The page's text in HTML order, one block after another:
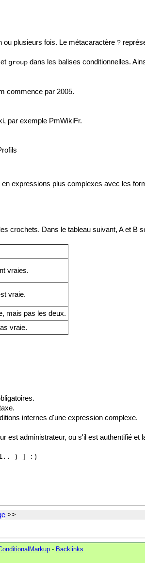
ou plusieurs fois. Le métacaractère ?
et group dans les balises conditionnelles.
commence par 2005.
par exemple PmWikiFr.
expressions plus complexes avec les
crochets. Dans le tableau suivant, A et B
vraies.
vraie.
mais pas les deux.
vraie.
internes d'une expression complexe.
est administrateur, ou s'il est authentifié et
) ] :)
>>
- Backlinks